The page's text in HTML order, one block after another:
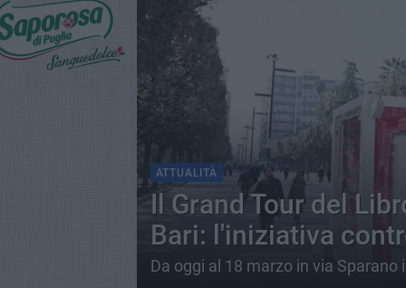
ATTUALITÀ
Il Grand Tour del
Bari: l'iniziativa
Da oggi al 18 marzo in via